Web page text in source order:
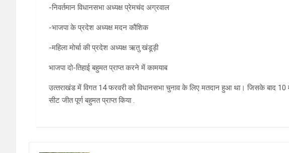
-निवर्तमान विधानसभा अध्यक्ष प्रेमचंद अग्रवाल
-भाजपा के प्रदेश अध्यक्ष मदन कौशिक
-महिला मोर्चा की प्रदेश अध्यक्ष ऋतु खंडूड़ी
भाजपा दो-तिहाई बहुमत प्राप्त करने में कामयाब
उत्‍तराखंड में विगत 14 फरवरी को विधानसभा चुनाव के लिए मतदान हुआ था। जिसके बाद 10
सीट जीत पूर्ण बहुमत प्राप्‍त किया .